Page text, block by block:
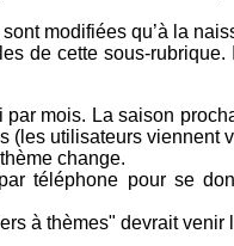
modifiées qu’à la
de cette sous-
mois. La saison
utilisateurs viennent
change.
téléphone pour se
à thèmes" devrait venir